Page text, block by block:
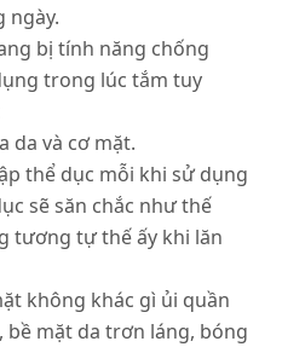
ngày.
bị tính năng chống
trong lúc tắm tuy
da và cơ mặt.
thể dục mỗi khi sử dụng
sẽ săn chắc như thế
tương tự thế ấy khi lăn
không khác gì ủi quần
bề mặt da trơn láng, bóng